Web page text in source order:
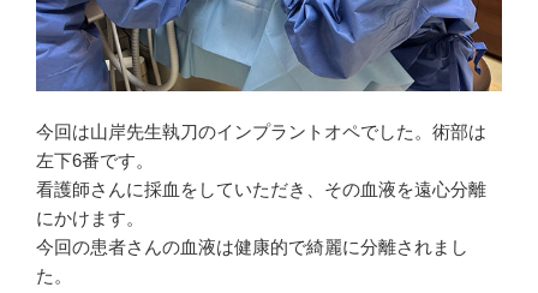
今回は山岸先生執刀のインプラントオペでした。術部は
左下6番です。
看護師さんに採血をしていただき、その血液を遠心分離
にかけます。
今回の患者さんの血液は健康的で綺麗に分離されまし
た。